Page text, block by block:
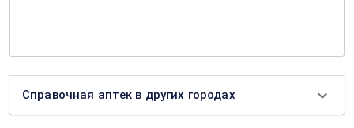
Справочная аптек в других городах